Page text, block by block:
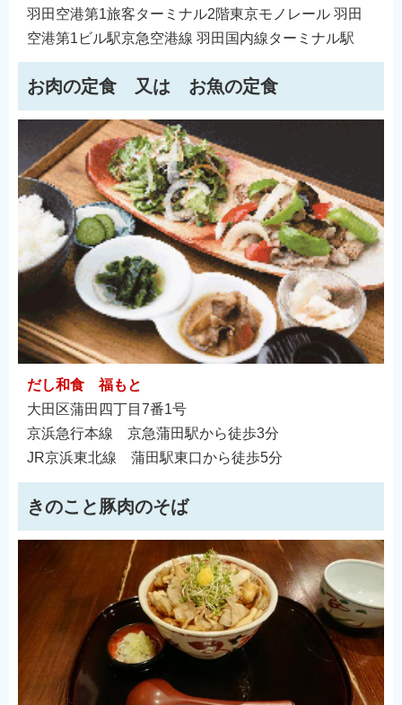
羽田空港第1旅客ターミナル2階東京モノレール 羽田
空港第1ビル駅京急空港線 羽田国内線ターミナル駅
お肉の定食 又は お魚の定食
だし和食 福もと
大田区蒲田四丁目7番1号
京浜急行本線 京急蒲田駅から徒歩3分
JR京浜東北線 蒲田駅東口から徒歩5分
きのこと豚肉のそば